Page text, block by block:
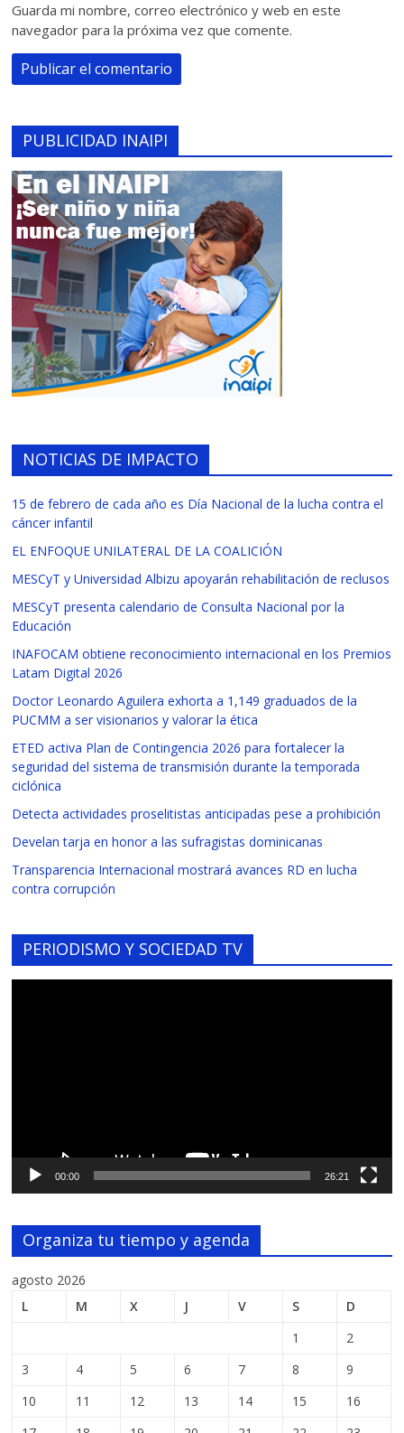
Guarda mi nombre, correo electrónico y web en este
navegador para la próxima vez que comente.
PUBLICIDAD INAIPI
NOTICIAS DE IMPACTO
15 de febrero de cada año es Día Nacional de la lucha contra el
cáncer infantil
EL ENFOQUE UNILATERAL DE LA COALICIÓN
MESCyT y Universidad Albizu apoyarán rehabilitación de reclusos
MESCyT presenta calendario de Consulta Nacional por la
Educación
INAFOCAM obtiene reconocimiento internacional en los Premios
Latam Digital 2026
Doctor Leonardo Aguilera exhorta a 1,149 graduados de la
PUCMM a ser visionarios y valorar la ética
ETED activa Plan de Contingencia 2026 para fortalecer la
seguridad del sistema de transmisión durante la temporada
ciclónica
Detecta actividades proselitistas anticipadas pese a prohibición
Develan tarja en honor a las sufragistas dominicanas
Transparencia Internacional mostrará avances RD en lucha
contra corrupción
PERIODISMO Y SOCIEDAD TV
00:00 26:21
Organiza tu tiempo y agenda
agosto 2026
L
M X J V S
D
1
2
3
4 5 6 7 8
9
10
11 12 13 14 15
16